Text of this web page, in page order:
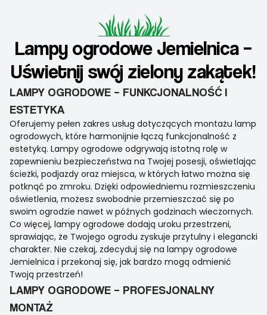
Lampy ogrodowe Jemielnica –
Uświetnij swój zielony zakątek!
LAMPY OGRODOWE – FUNKCJONALNOŚĆ I
ESTETYKA
Oferujemy pełen zakres usług dotyczących montażu lamp
ogrodowych, które harmonijnie łączą funkcjonalność z
estetyką. Lampy ogrodowe odgrywają istotną rolę w
zapewnieniu bezpieczeństwa na Twojej posesji, oświetlając
ścieżki, podjazdy oraz miejsca, w których łatwo można się
potknąć po zmroku. Dzięki odpowiedniemu rozmieszczeniu
oświetlenia, możesz swobodnie przemieszczać się po
swoim ogrodzie nawet w późnych godzinach wieczornych.
Co więcej, lampy ogrodowe dodają uroku przestrzeni,
sprawiając, że Twojego ogrodu zyskuje przytulny i elegancki
charakter. Nie czekaj, zdecyduj się na lampy ogrodowe
Jemielnica i przekonaj się, jak bardzo mogą odmienić
Twoją przestrzeń!
LAMPY OGRODOWE – PROFESJONALNY
MONTAŻ